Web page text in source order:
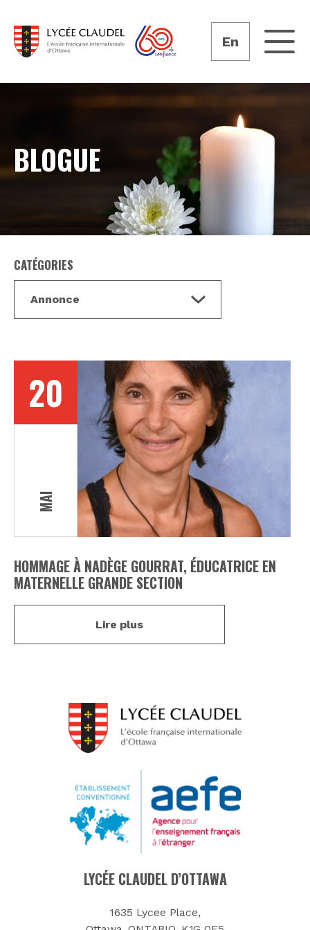
En
BLOGUE
CATÉGORIES
20
MAI
HOMMAGE À NADÈGE GOURRAT, ÉDUCATRICE EN
MATERNELLE GRANDE SECTION
Lire plus
LYCÉE CLAUDEL D’OTTAWA
1635 Lycee Place,